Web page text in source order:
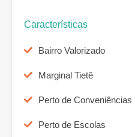
Características
Bairro Valorizado
Marginal Tietê
Perto de Conveniências
Perto de Escolas